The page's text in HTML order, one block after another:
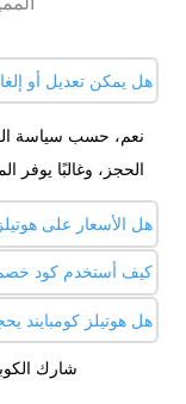
هل يمكن تعديل أو
نعم، حسب سياسة
الحجز، وغالبًا يوفر
هل الأسعار على
نعم، يضمن الموقع
بعد الحجز يمكنك
كيف أستخدم كود خصم
أثناء الحجز، أدخل
الكوبون من خلال
هل هوتيلز كومبايند
لا، الموقع يوجّهك
شارك